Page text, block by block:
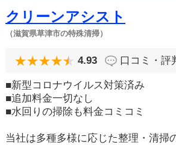
クリーンアシスト
（滋賀県草津市の特殊清掃）
4.93 口コミ・評
■新型コロナウイルス対策済み
■追加料金一切なし
■水回りの掃除も料金コミコミ
当社は多種多様に応じた整理・清掃